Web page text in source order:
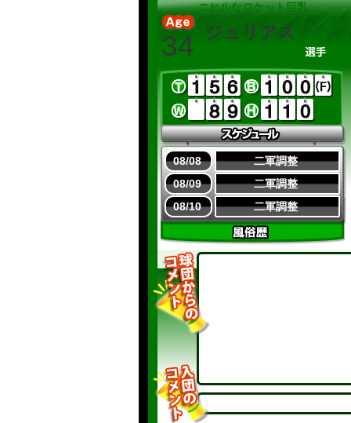
ニヒルなロケット巨乳
34 ジュリアス
08/08
二軍調整
08/09
二軍調整
08/10
二軍調整